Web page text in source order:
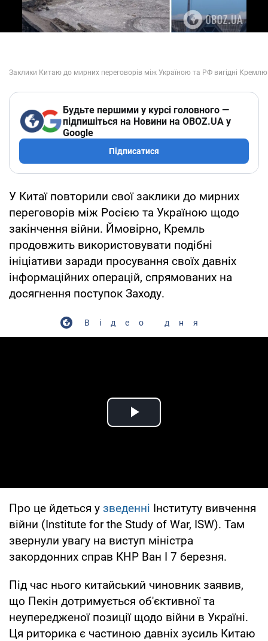
Будьте першими у курсі головного —
підпишіться на Новини на OBOZ.UA у
Google
Підписатися
У Китаї повторили свої заклики до мирних
переговорів між Росією та Україною щодо
закінчення війни. Ймовірно, Кремль
продовжить використовувати подібні
ініціативи заради просування своїх давніх
інформаційних операцій, спрямованих на
досягнення поступок Заходу.
Відео дня
Play Video
Про це йдеться у зведенні Інституту вивчення
війни (Institute for the Study of War, ISW). Там
звернули увагу на виступ міністра
закордонних справ КНР Ван І 7 березня.
Під час нього китайський чиновник заявив,
що Пекін дотримується об'єктивної та
неупередженої позиції щодо війни в Україні.
Ця риторика є частиною давніх зусиль Китаю